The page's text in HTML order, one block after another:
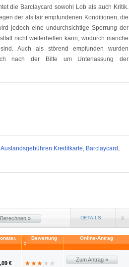
die Barclaycard sowohl Lob als auch Kritik.
der als fair empfundenen Konditionen, die
jedoch eine undurchsichtige Sperrung der
nicht weiterhelfen kann, wodurch manche
Auch als störend empfunden wurden
nach der Bitte um Unterlassung der
Auslandsgebühren Kreditkarte, Barclaycard ,
Berechnen » DETAILS
Bewertung Online-Antrag
€
Zum Antrag »